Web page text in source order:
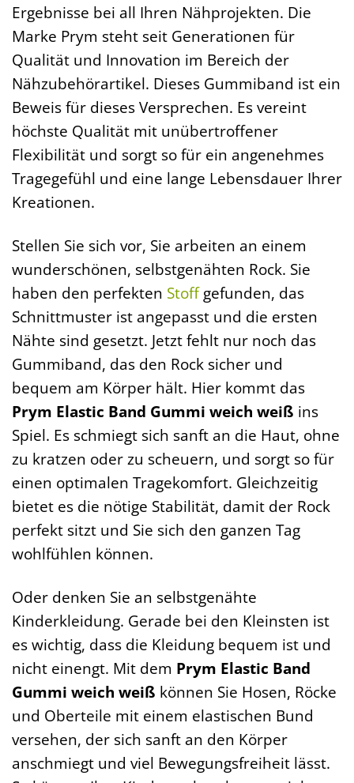
Ergebnisse bei all Ihren Nähprojekten. Die
Marke Prym steht seit Generationen für
Qualität und Innovation im Bereich der
Nähzubehörartikel. Dieses Gummiband ist ein
Beweis für dieses Versprechen. Es vereint
höchste Qualität mit unübertroffener
Flexibilität und sorgt so für ein angenehmes
Tragegefühl und eine lange Lebensdauer Ihrer
Kreationen.
Stellen Sie sich vor, Sie arbeiten an einem
wunderschönen, selbstgenähten Rock. Sie
haben den perfekten Stoffgefunden, das
Schnittmuster ist angepasst und die ersten
Nähte sind gesetzt. Jetzt fehlt nur noch das
Gummiband, das den Rock sicher und
bequem am Körper hält. Hier kommt das
Prym Elastic Band Gummi weich weiß ins
Spiel. Es schmiegt sich sanft an die Haut, ohne
zu kratzen oder zu scheuern, und sorgt so für
einen optimalen Tragekomfort. Gleichzeitig
bietet es die nötige Stabilität, damit der Rock
perfekt sitzt und Sie sich den ganzen Tag
wohlfühlen können.
Oder denken Sie an selbstgenähte
Kinderkleidung. Gerade bei den Kleinsten ist
es wichtig, dass die Kleidung bequem ist und
nicht einengt. Mit dem Prym Elastic Band
Gummi weich weiß können Sie Hosen, Röcke
und Oberteile mit einem elastischen Bund
versehen, der sich sanft an den Körper
anschmiegt und viel Bewegungsfreiheit lässt.